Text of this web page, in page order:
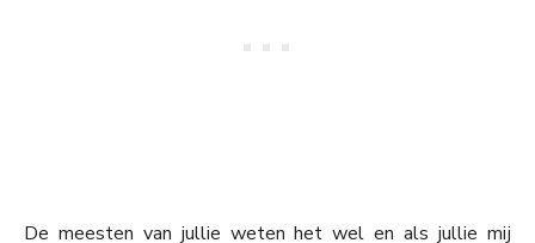
De meesten van jullie weten het wel en als jullie mij